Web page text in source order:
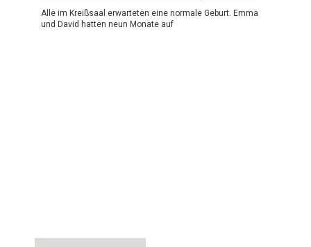
Alle im Kreißsaal erwarteten eine normale Geburt. Emma
und David hatten neun Monate auf